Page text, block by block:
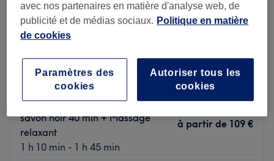
Spa Rêve & Sens
4,8
Maderotherapie visage
119 €
Hammam privatif et Gommage au
savon noir 40 min + Massage
relaxant
1 h 10 min - 1 h 45 min
à partir de 109 €
avec nos partenaires en matière d'analyse web, de
publicité et de médias sociaux. Politique en matière
de cookies
Autoriser tous les
cookies
Paramètres des
cookies